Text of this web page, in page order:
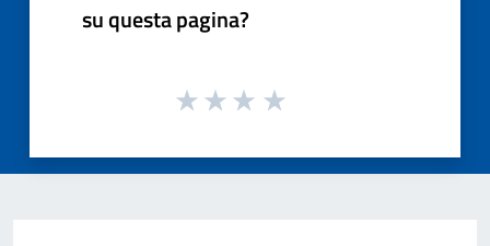
su questa pagina?